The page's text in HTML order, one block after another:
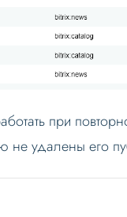
при
не удалены его